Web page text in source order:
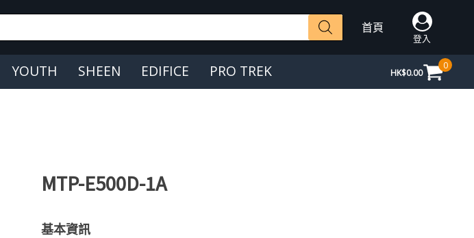
首頁
登入
YOUTH SHEEN EDIFICE PRO TREK HK$0.00
0
MTP-E500D-1A
基本資訊